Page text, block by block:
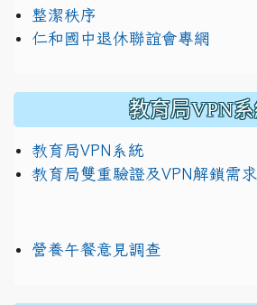
整潔秩序
仁和國中退休聯誼會專網
教育局VPN
教育局VPN系統
教育局雙重驗證及VPN解鎖需
營養午餐意見調查